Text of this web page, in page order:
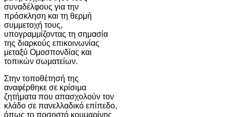
συναδέλφους για την
πρόσκληση και τη θερμή
συμμετοχή τους,
υπογραμμίζοντας τη σημασία
της διαρκούς επικοινωνίας
μεταξύ Ομοσπονδίας και
τοπικών σωματείων.
Στην τοποθέτησή της
αναφέρθηκε σε κρίσιμα
ζητήματα που απασχολούν τον
κλάδο σε πανελλαδικό επίπεδο,
όπως το ποσοστό κουμαρίνης